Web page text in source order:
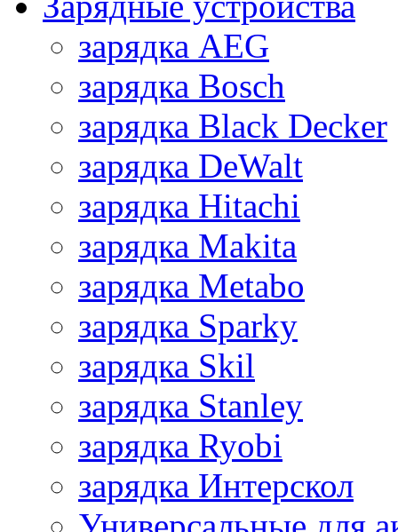
зарядка AEG
зарядка Bosch
зарядка Black Decker
зарядка DeWalt
зарядка Hitachi
зарядка Makita
зарядка Metabo
зарядка Sparky
зарядка Skil
зарядка Stanley
зарядка Ryobi
зарядка Интерскол